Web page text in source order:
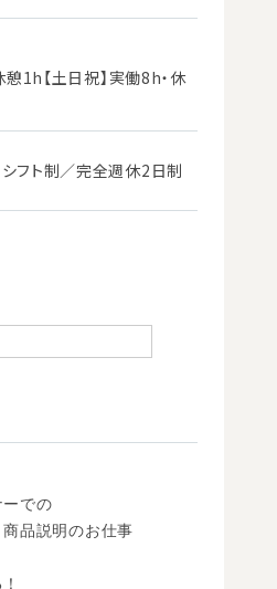
憩1h【土日祝】実働8h・休
フト制／完全週休2日制
での
品説明のお仕事